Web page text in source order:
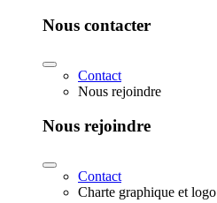
Nous contacter
Contact
Nous rejoindre
Nous rejoindre
Contact
Charte graphique et logo